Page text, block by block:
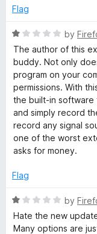
e
1
o
u
o
f
Flag
R
a
t
e
d
1
o
u
t
o
5
by
The author of this
buddy. Not only
program on your
permissions. With
the built-in software
and simply record
record any signal
one of the worst
asks for money.
Flag
R
a
t
by
Hate the new
Many options are